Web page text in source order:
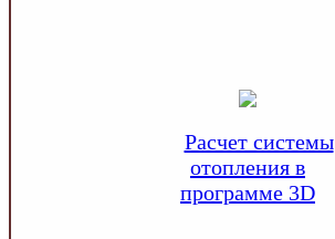
Расчет системы
отопления в
программе 3D